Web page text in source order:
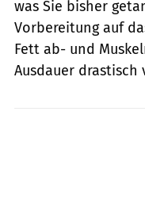
was Sie bisher
Vorbereitung auf
Fett ab- und
Ausdauer drastisch